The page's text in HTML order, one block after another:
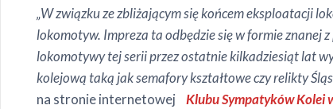
„W związku ze zbliżającym się końcem eksploatacji
lokomotyw. Impreza ta odbędzie się w formie znanej
lokomotywy tej serii przez ostatnie kilkadziesiąt lat
kolejową taką jak semafory kształtowe czy relikty
na stronie internetowej
Klubu Sympatyków Kolei